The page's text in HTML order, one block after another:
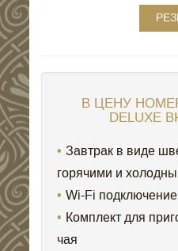
В ЦЕНУ
DELUXE
Завтрак в виде
горячими и
Wi-Fi подключение
Комплект для
чая